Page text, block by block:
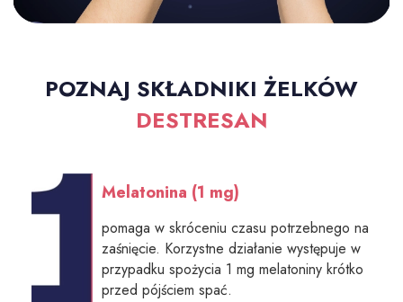
POZNAJ SKŁADNIKI ŻELKÓW
DESTRESAN
Melatonina (1 mg)
pomaga w skróceniu czasu potrzebnego na
zaśnięcie. Korzystne działanie występuje w
przypadku spożycia 1 mg melatoniny krótko
przed pójściem spać.